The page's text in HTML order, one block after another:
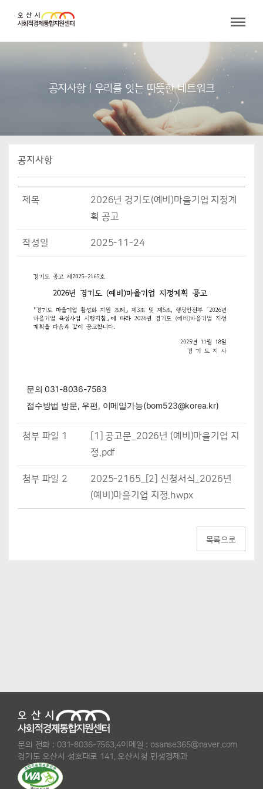
공지사항 | 우리를 잇는 따뜻한 네트워크
공지사항
제목
2026년 경기도(예비)마을기업 지정계
획 공고
작성일 2025-11-24
문의 031-8036-7583
접수방법 방문, 우편, 이메일가능(bom523@korea.kr)
첨부 파일 1
[1] 공고문_2026년 (예비)마을기업 지
정.pdf
첨부 파일 2
2025-2165_[2] 신청서식_2026년
(예비)마을기업 지정.hwpx
목록으로
문의 전화 : 031-8036-7563,4이메일 : osanse365@naver.com
경기도 오산시 성호대로 141, 오산시청 민생경제과